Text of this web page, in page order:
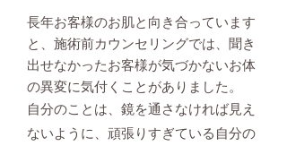
長年お客様のお肌と向き合っています
と、施術前カウンセリングでは、聞き
出せなかったお客様が気づかないお体
の異変に気付くことがありました。
自分のことは、鏡を通さなければ見え
ないように、頑張りすぎている自分の